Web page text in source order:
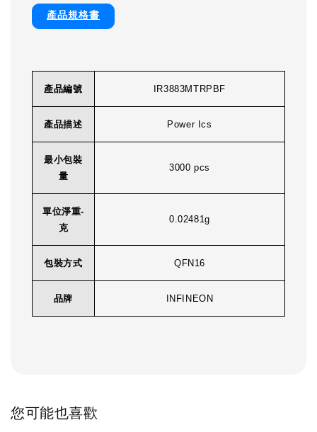
產品規格書
產品編號 IR3883MTRPBF
產品描述 Power Ics
最小包裝
量
3000 pcs
單位淨重-
克
0.02481g
包裝方式 QFN16
品牌 INFINEON
您可能也喜歡